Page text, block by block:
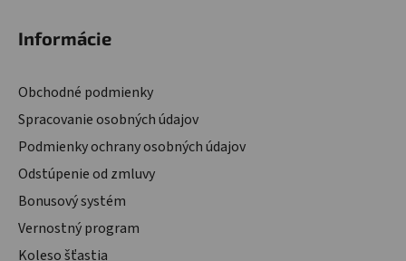
Informácie
Obchodné podmienky
Spracovanie osobných údajov
Podmienky ochrany osobných údajov
Odstúpenie od zmluvy
Bonusový systém
Vernostný program
Koleso šťastia